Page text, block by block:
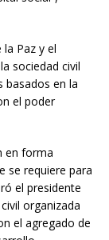
Paz y el
sociedad civil
basados en la
el poder
en forma
se requiere para
el presidente
organizada
el agregado de